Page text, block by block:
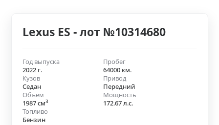
Lexus ES - лот №10314680
Год выпуска
2022 г.
Пробег
64000 км.
Кузов
Седан
Привод
Передний
Объём
1987 см3
Мощность
172.67 л.с.
Топливо
Бензин